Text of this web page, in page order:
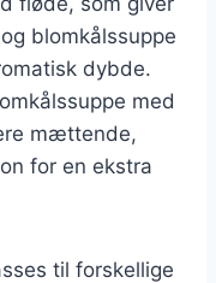
blomkålssuppe
dybde.
med
mættende,
for en ekstra
til forskellige